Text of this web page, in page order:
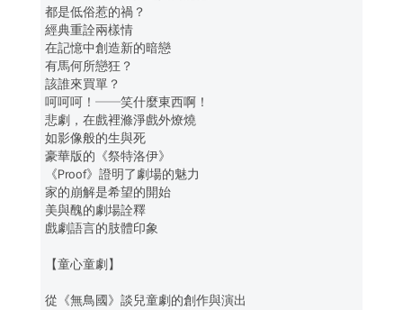
都是低俗惹的禍？
經典重詮兩樣情
在記憶中創造新的暗戀
有馬何所戀狂？
該誰來買單？
呵呵呵！──笑什麼東西啊！
悲劇，在戲裡滌淨戲外燎燒
如影像般的生與死
豪華版的《祭特洛伊》
《Proof》證明了劇場的魅力
家的崩解是希望的開始
美與醜的劇場詮釋
戲劇語言的肢體印象
【童心童劇】
從《無鳥國》談兒童劇的創作與演出